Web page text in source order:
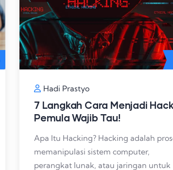
Hadi Prastyo
7 Langkah Cara Menjadi
Pemula Wajib Tau!
Apa Itu Hacking? Hacking adalah
memanipulasi sistem computer,
perangkat lunak, atau jaringan untuk